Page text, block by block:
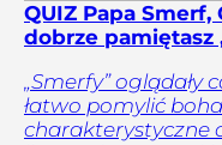
QUIZ Papa Smerf,
dobrze pamiętasz
„Smerfy” oglądały
łatwo pomylić
charakterystyczne